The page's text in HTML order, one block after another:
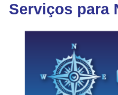
Serviços para